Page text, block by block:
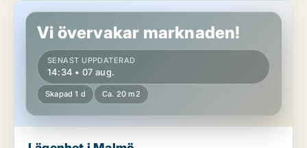
Lägenhet i Malmö
Vi övervakar marknaden!
SENAST UPPDATERAD
14:34 • 07 aug.
Skapad 1 d Ca. 20 m2